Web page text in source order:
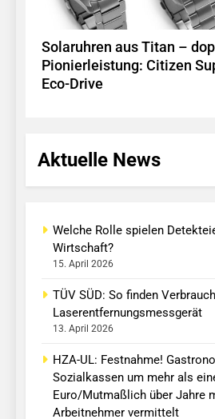
Solaruhren aus Titan –
Pionierleistung: Citizen
Eco-Drive
Aktuelle News
Welche Rolle spielen
Wirtschaft?
15. April 2026
TÜV SÜD: So finden
Laserentfernungsmessgerät
13. April 2026
HZA-UL: Festnahme!
Sozialkassen um mehr als
Euro/Mutmaßlich über Jahre
Arbeitnehmer vermittelt